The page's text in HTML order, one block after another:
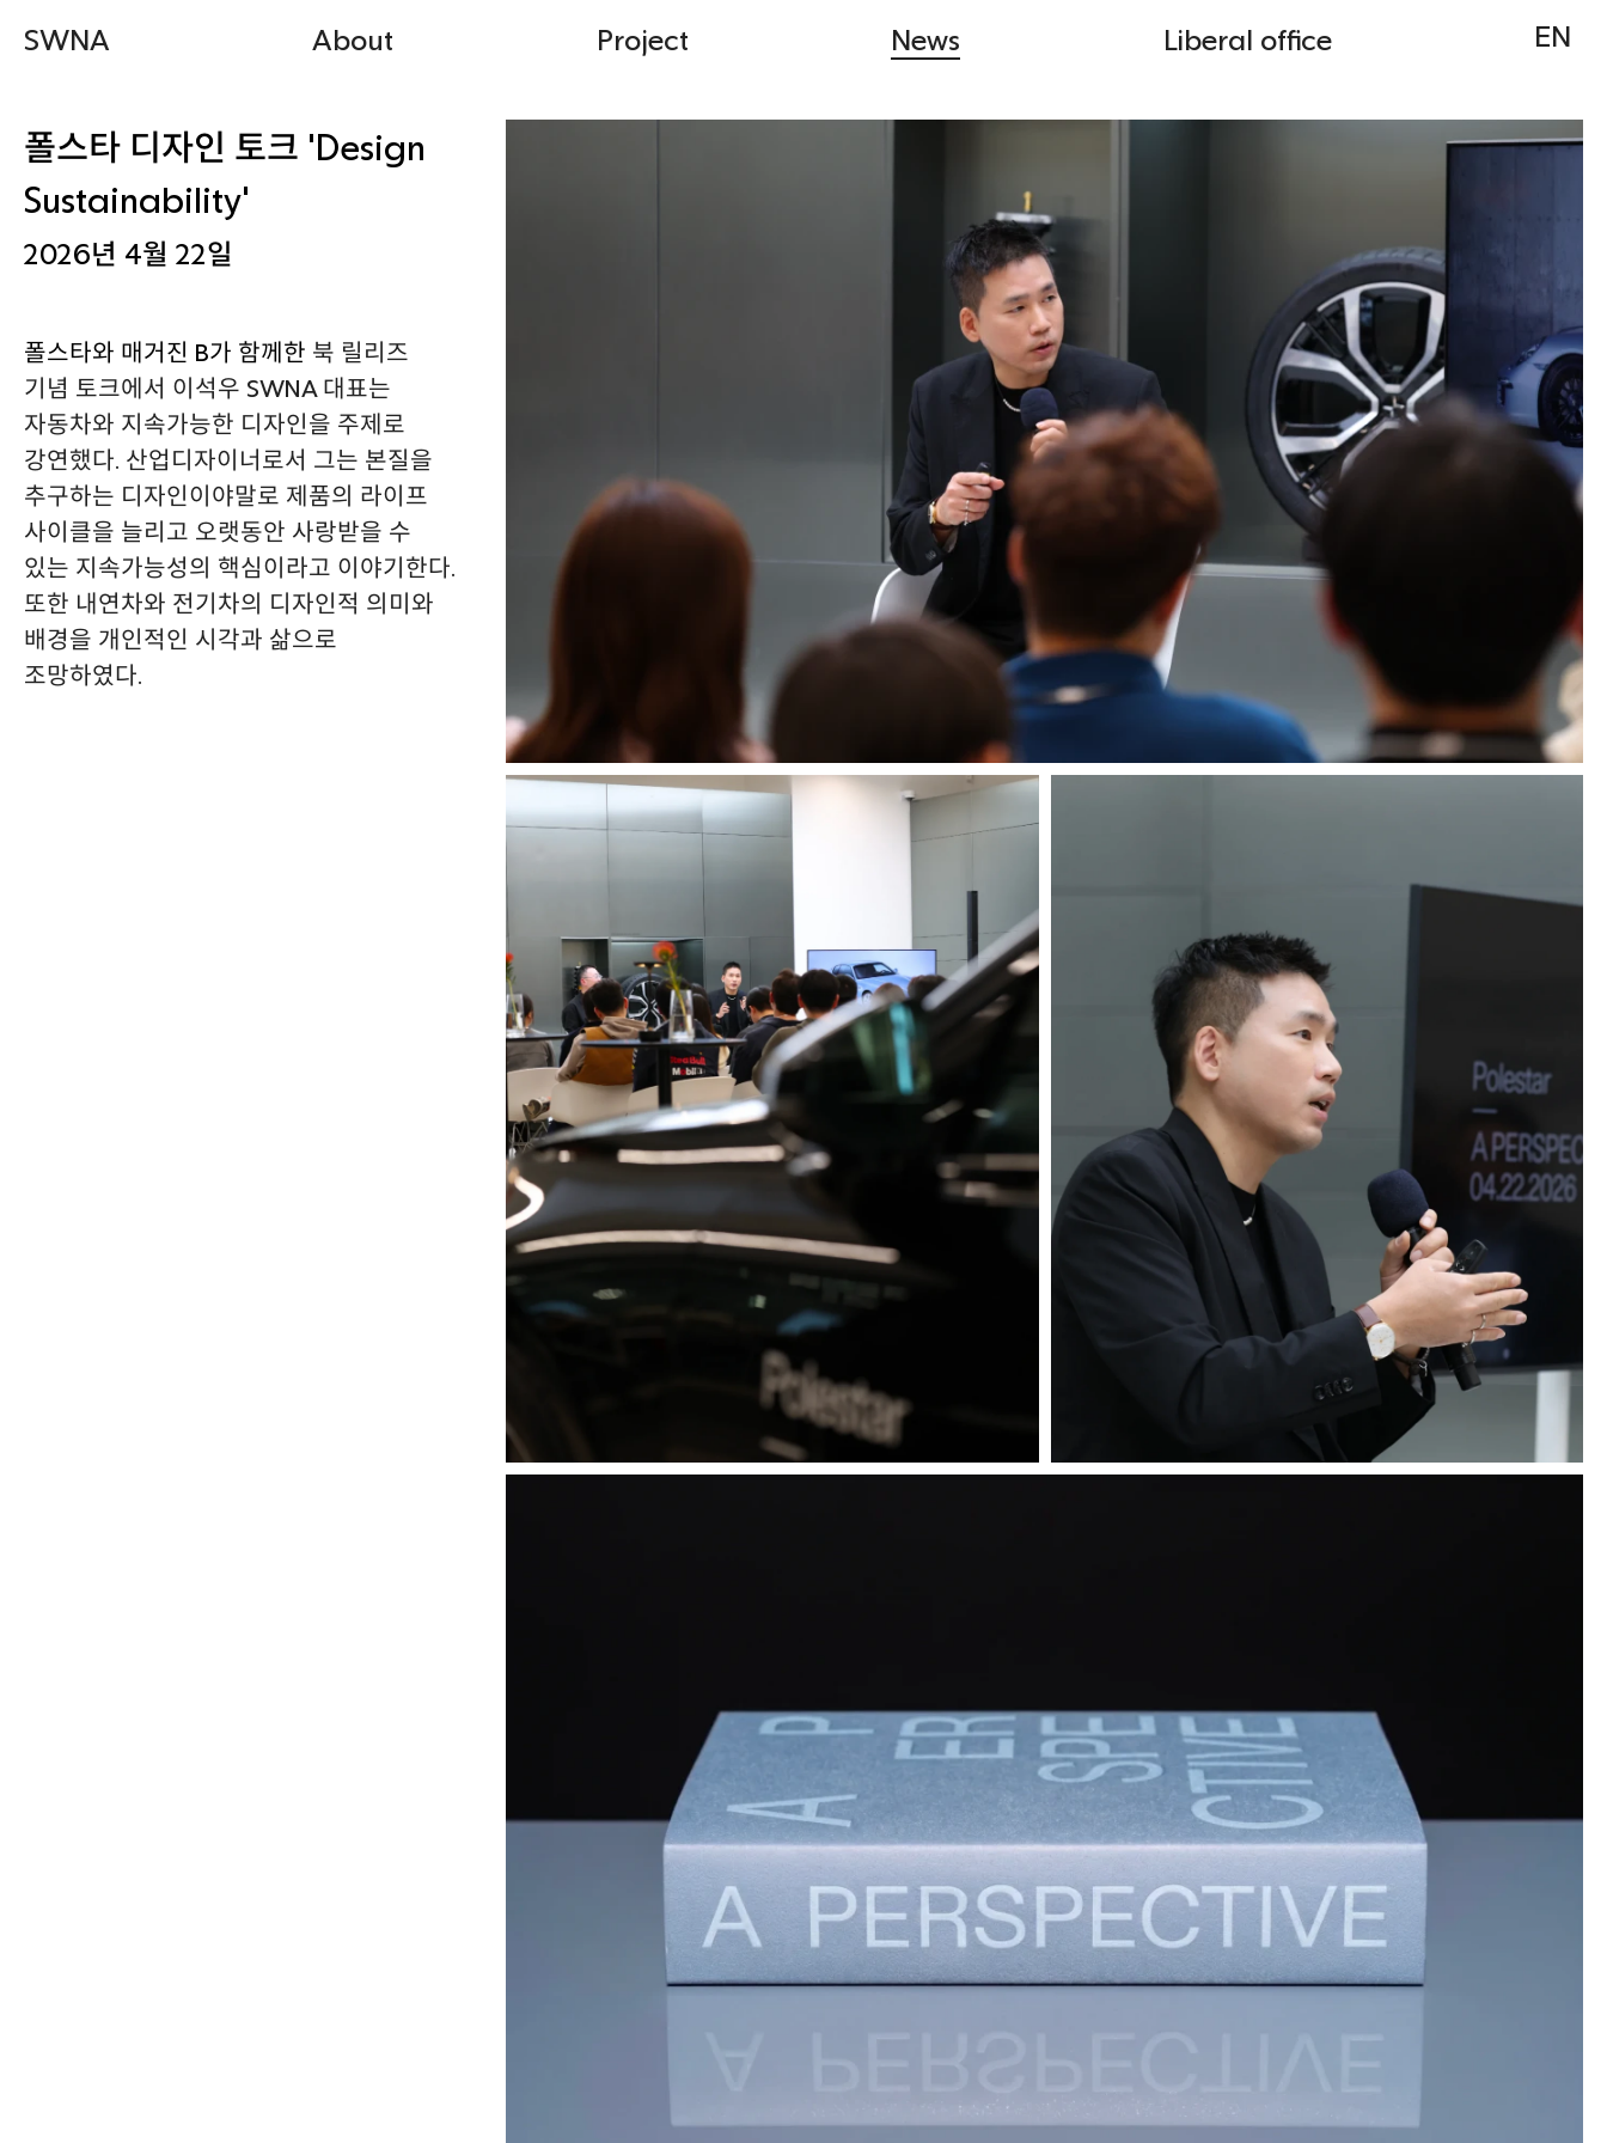
SWNA About Project News Liberal office EN
폴스타 디자인 토크 'Design
Sustainability'
2026년 4월 22일
폴스타와 매거진 B가 함께한 북 릴리즈
기념 토크에서 이석우 SWNA 대표는
자동차와 지속가능한 디자인을 주제로
강연했다. 산업디자이너로서 그는 본질을
추구하는 디자인이야말로 제품의 라이프
사이클을 늘리고 오랫동안 사랑받을 수
있는 지속가능성의 핵심이라고 이야기한다.
또한 내연차와 전기차의 디자인적 의미와
배경을 개인적인 시각과 삶으로
조망하였다.